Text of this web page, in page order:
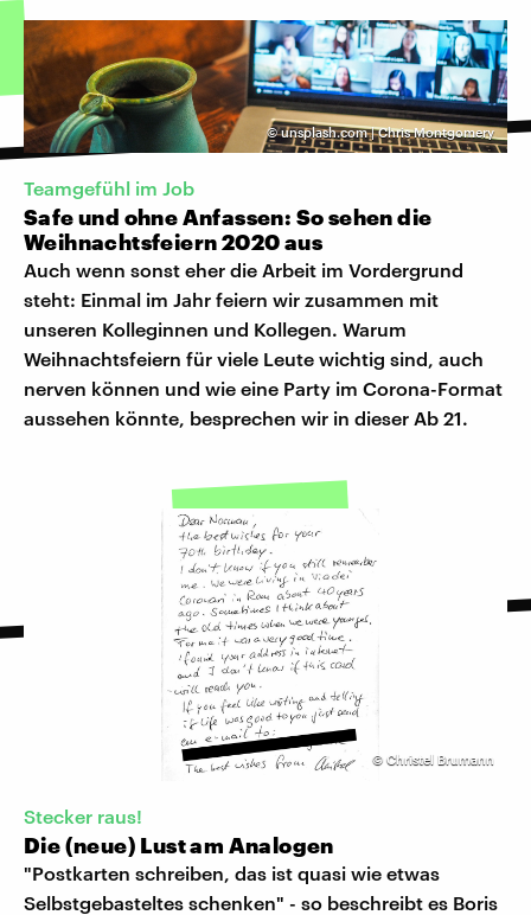
©unsplash.com | Chris Montgomery
Teamgefühl im Job
Safe und ohne Anfassen: So sehen die
Weihnachtsfeiern 2020 aus
Auch wenn sonst eher die Arbeit im Vordergrund
steht: Einmal im Jahr feiern wir zusammen mit
unseren Kolleginnen und Kollegen. Warum
Weihnachtsfeiern für viele Leute wichtig sind, auch
nerven können und wie eine Party im Corona-Format
aussehen könnte, besprechen wir in dieser Ab 21.
© Christel Brumann
Stecker raus!
Die (neue) Lust am Analogen
"Postkarten schreiben, das ist quasi wie etwas
Selbstgebasteltes schenken" - so beschreibt es Boris